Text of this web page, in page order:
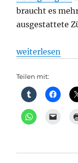
braucht es
ausgestattete
„Bahnverkehr:
weiterlesen
Teilen mit: